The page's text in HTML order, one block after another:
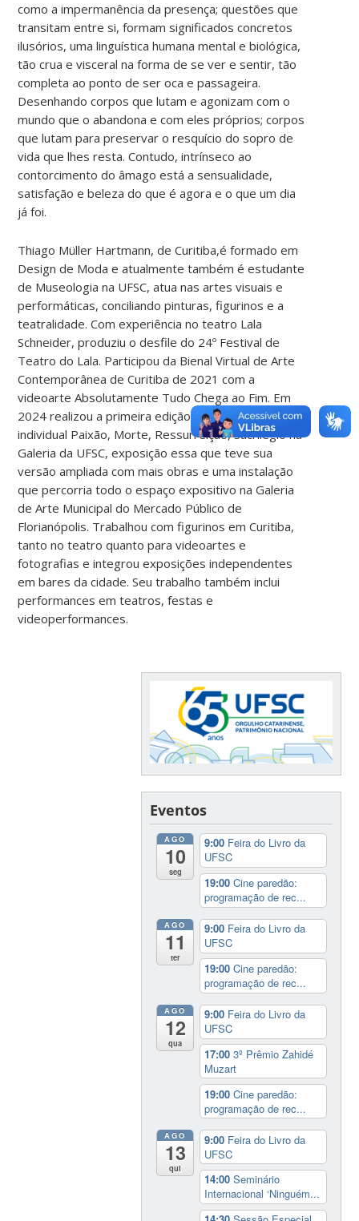
como a impermanência da presença; questões que
transitam entre si, formam significados concretos
ilusórios, uma linguística humana mental e biológica,
tão crua e visceral na forma de se ver e sentir, tão
completa ao ponto de ser oca e passageira.
Desenhando corpos que lutam e agonizam com o
mundo que o abandona e com eles próprios; corpos
que lutam para preservar o resquício do sopro de
vida que lhes resta. Contudo, intrínseco ao
contorcimento do âmago está a sensualidade,
satisfação e beleza do que é agora e o que um dia
já foi.
Thiago Müller Hartmann, de Curitiba,é formado em
Design de Moda e atualmente também é estudante
de Museologia na UFSC, atua nas artes visuais e
performáticas, conciliando pinturas, figurinos e a
teatralidade. Com experiência no teatro Lala
Schneider, produziu o desfile do 24º Festival de
Teatro do Lala. Participou da Bienal Virtual de Arte
Contemporânea de Curitiba de 2021 com a
videoarte Absolutamente Tudo Chega ao Fim. Em
2024 realizou a primeira edição da exposição
individual Paixão, Morte, Ressurreição, Sacrilégio na
Galeria da UFSC, exposição essa que teve sua
versão ampliada com mais obras e uma instalação
que percorria todo o espaço expositivo na Galeria
de Arte Municipal do Mercado Público de
Florianópolis. Trabalhou com figurinos em Curitiba,
tanto no teatro quanto para videoartes e
fotografias e integrou exposições independentes
em bares da cidade. Seu trabalho também inclui
performances em teatros, festas e
videoperformances.
Eventos
AGO
10
seg
9:00 Feira do Livro da
UFSC
19:00Cine paredão:
programação de rec...
AGO
11
ter
9:00 Feira do Livro da
UFSC
19:00Cine paredão:
programação de rec...
AGO
12
qua
9:00 Feira do Livro da
UFSC
17:003º Prêmio Zahidé
Muzart
19:00Cine paredão:
programação de rec...
AGO
13
qui
9:00 Feira do Livro da
UFSC
14:00Seminário
Internacional ‘Ninguém...